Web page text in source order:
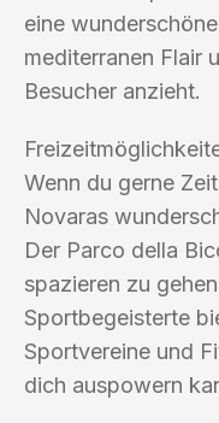
eine
mediterranen Flair
Besucher anzieht.
Wenn du gerne
Novaras
Der Parco della
spazieren zu
Sportbegeisterte
Sportvereine und
dich auspowern